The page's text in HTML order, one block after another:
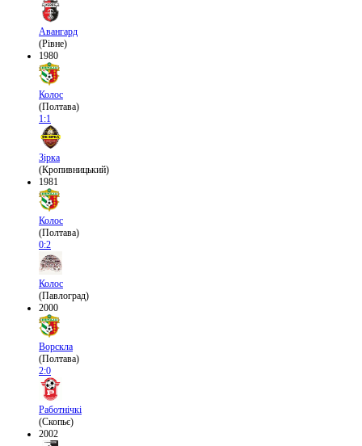
Авангард
(Рівне)
1980
Колос
(Полтава)
1:1
Зірка
(Кропивницький)
1981
Колос
(Полтава)
0:2
Колос
(Павлоград)
2000
Ворскла
(Полтава)
2:0
Работнічкі
(Скопьє)
2002